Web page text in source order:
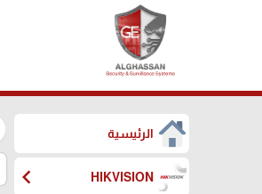
الرئيسية
HIKVISION
chevron_left